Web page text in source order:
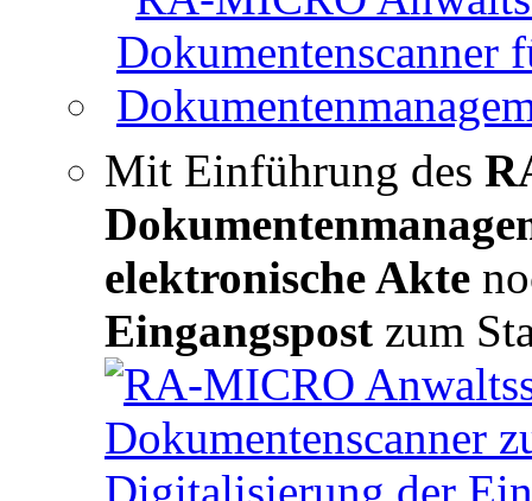
Mit Einführung des
elektronische Akte
Eingangspost zum